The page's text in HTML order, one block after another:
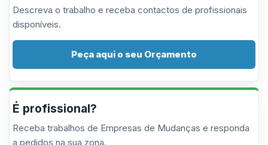
Descreva o trabalho e receba contactos de profissionais
disponíveis.
Peça aqui o seu Orçamento
É profissional?
Receba trabalhos de Empresas de Mudanças e responda
a pedidos na sua zona.